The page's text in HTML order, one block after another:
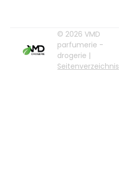
© 2026 VMD
parfumerie -
drogerie |
Seitenverzeichnis